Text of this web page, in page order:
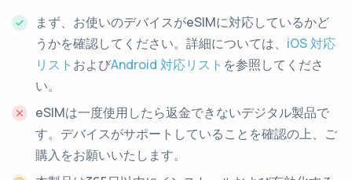
まず、お使いのデバイスがeSIMに対応しているかど
うかを確認してください。詳細については、 iOS 対応
リスト およびAndroid 対応リスト を参照してくださ
い。
eSIMは一度使用したら返金できないデジタル製品で
す。デバイスがサポートしていることを確認の上、ご
購入をお願いいたします。